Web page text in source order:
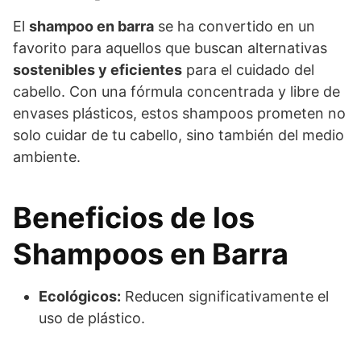
El shampoo en barra se ha convertido en un
favorito para aquellos que buscan alternativas
sostenibles y eficientes para el cuidado del
cabello. Con una fórmula concentrada y libre de
envases plásticos, estos shampoos prometen no
solo cuidar de tu cabello, sino también del medio
ambiente.
Beneficios de los
Shampoos en Barra
Ecológicos: Reducen significativamente el
uso de plástico.